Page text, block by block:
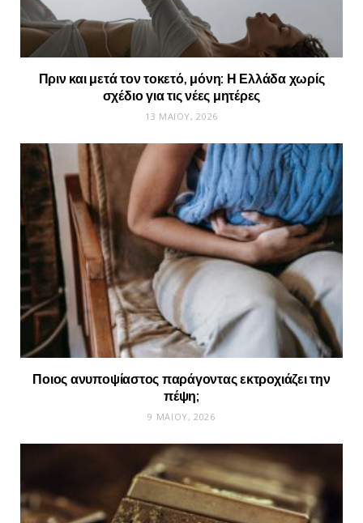
Πριν και μετά τον τοκετό, μόνη: Η Ελλάδα χωρίς
σχέδιο για τις νέες μητέρες
13 ΜΑΪ́ΟΥ, 2026
Ποιος ανυποψίαστος παράγοντας εκτροχιάζει την
πέψη;
9 ΜΑΪ́ΟΥ, 2026